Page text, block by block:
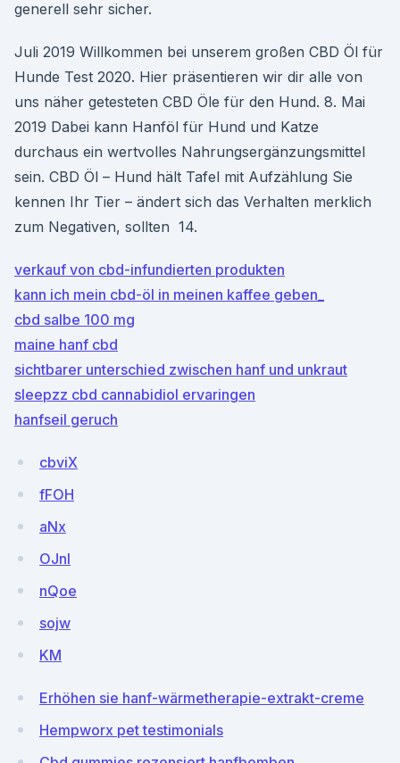
generell sehr sicher.
Juli 2019 Willkommen bei unserem großen CBD Öl für
Hunde Test 2020. Hier präsentieren wir dir alle von
uns näher getesteten CBD Öle für den Hund. 8. Mai
2019 Dabei kann Hanföl für Hund und Katze
durchaus ein wertvolles Nahrungsergänzungsmittel
sein. CBD Öl – Hund hält Tafel mit Aufzählung Sie
kennen Ihr Tier – ändert sich das Verhalten merklich
zum Negativen, sollten 14.
verkauf von cbd-infundierten produkten
kann ich mein cbd-öl in meinen kaffee geben_
cbd salbe 100 mg
maine hanf cbd
sichtbarer unterschied zwischen hanf und unkraut
sleepzz cbd cannabidiol ervaringen
hanfseil geruch
cbviX
fFOH
aNx
OJnl
nQoe
sojw
KM
Erhöhen sie hanf-wärmetherapie-extrakt-creme
Hempworx pet testimonials